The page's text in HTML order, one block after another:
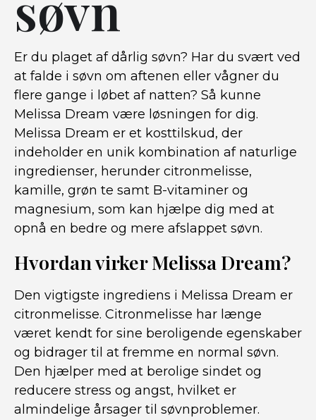
Er du plaget af dårlig søvn? Har du svært ved
at falde i søvn om aftenen eller vågner du
flere gange i løbet af natten? Så kunne
Melissa Dream være løsningen for dig.
Melissa Dream er et kosttilskud, der
indeholder en unik kombination af naturlige
ingredienser, herunder citronmelisse,
kamille, grøn te samt B-vitaminer og
magnesium, som kan hjælpe dig med at
opnå en bedre og mere afslappet søvn.
Hvordan virker Melissa Dream?
Den vigtigste ingrediens i Melissa Dream er
citronmelisse. Citronmelisse har længe
været kendt for sine beroligende egenskaber
og bidrager til at fremme en normal søvn.
Den hjælper med at berolige sindet og
reducere stress og angst, hvilket er
almindelige årsager til søvnproblemer.